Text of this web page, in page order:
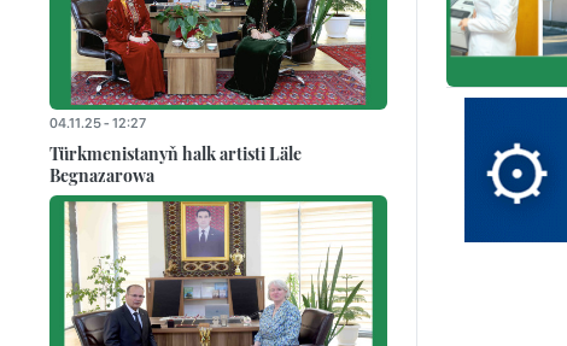
04.11.25 - 12:27
Türkmenistanyň halk artisti Läle
Begnazarowa